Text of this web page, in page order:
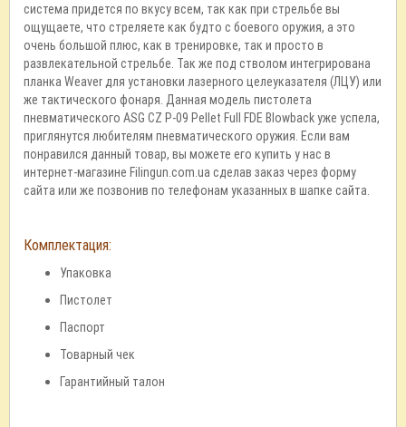
система придется по вкусу всем, так как при стрельбе вы
ощущаете, что стреляете как будто с боевого оружия, а это
очень большой плюс, как в тренировке, так и просто в
развлекательной стрельбе. Так же под стволом интегрирована
планка Weaver для установки лазерного целеуказателя (ЛЦУ) или
же тактического фонаря. Данная модель пистолета
пневматического ASG CZ P-09 Pellet Full FDE Blowback уже успела,
приглянутся любителям пневматического оружия. Если вам
понравился данный товар, вы можете его купить у нас в
интернет-магазине Filingun.com.ua сделав заказ через форму
сайта или же позвонив по телефонам указанных в шапке сайта.
Комплектация:
Упаковка
Пистолет
Паспорт
Товарный чек
Гарантийный талон